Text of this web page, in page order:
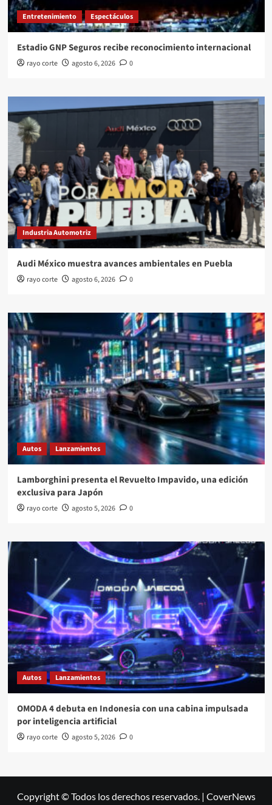
Entretenimiento Espectáculos
Estadio GNP Seguros recibe reconocimiento internacional
rayo corte agosto 6, 2026 0
Industria Automotriz
Audi México muestra avances ambientales en Puebla
rayo corte agosto 6, 2026 0
Autos Lanzamientos
Lamborghini presenta el Revuelto Impavido, una edición
exclusiva para Japón
rayo corte agosto 5, 2026 0
Autos Lanzamientos
OMODA 4 debuta en Indonesia con una cabina impulsada
por inteligencia artificial
rayo corte agosto 5, 2026 0
Copyright © Todos los derechos reservados. | CoverNews